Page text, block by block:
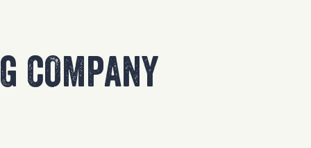
COMPANY